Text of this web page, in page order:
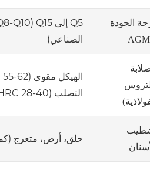
الجودة
الصناعي)
التصلب (HRC 28-40)
حلق، أرض، متعرج